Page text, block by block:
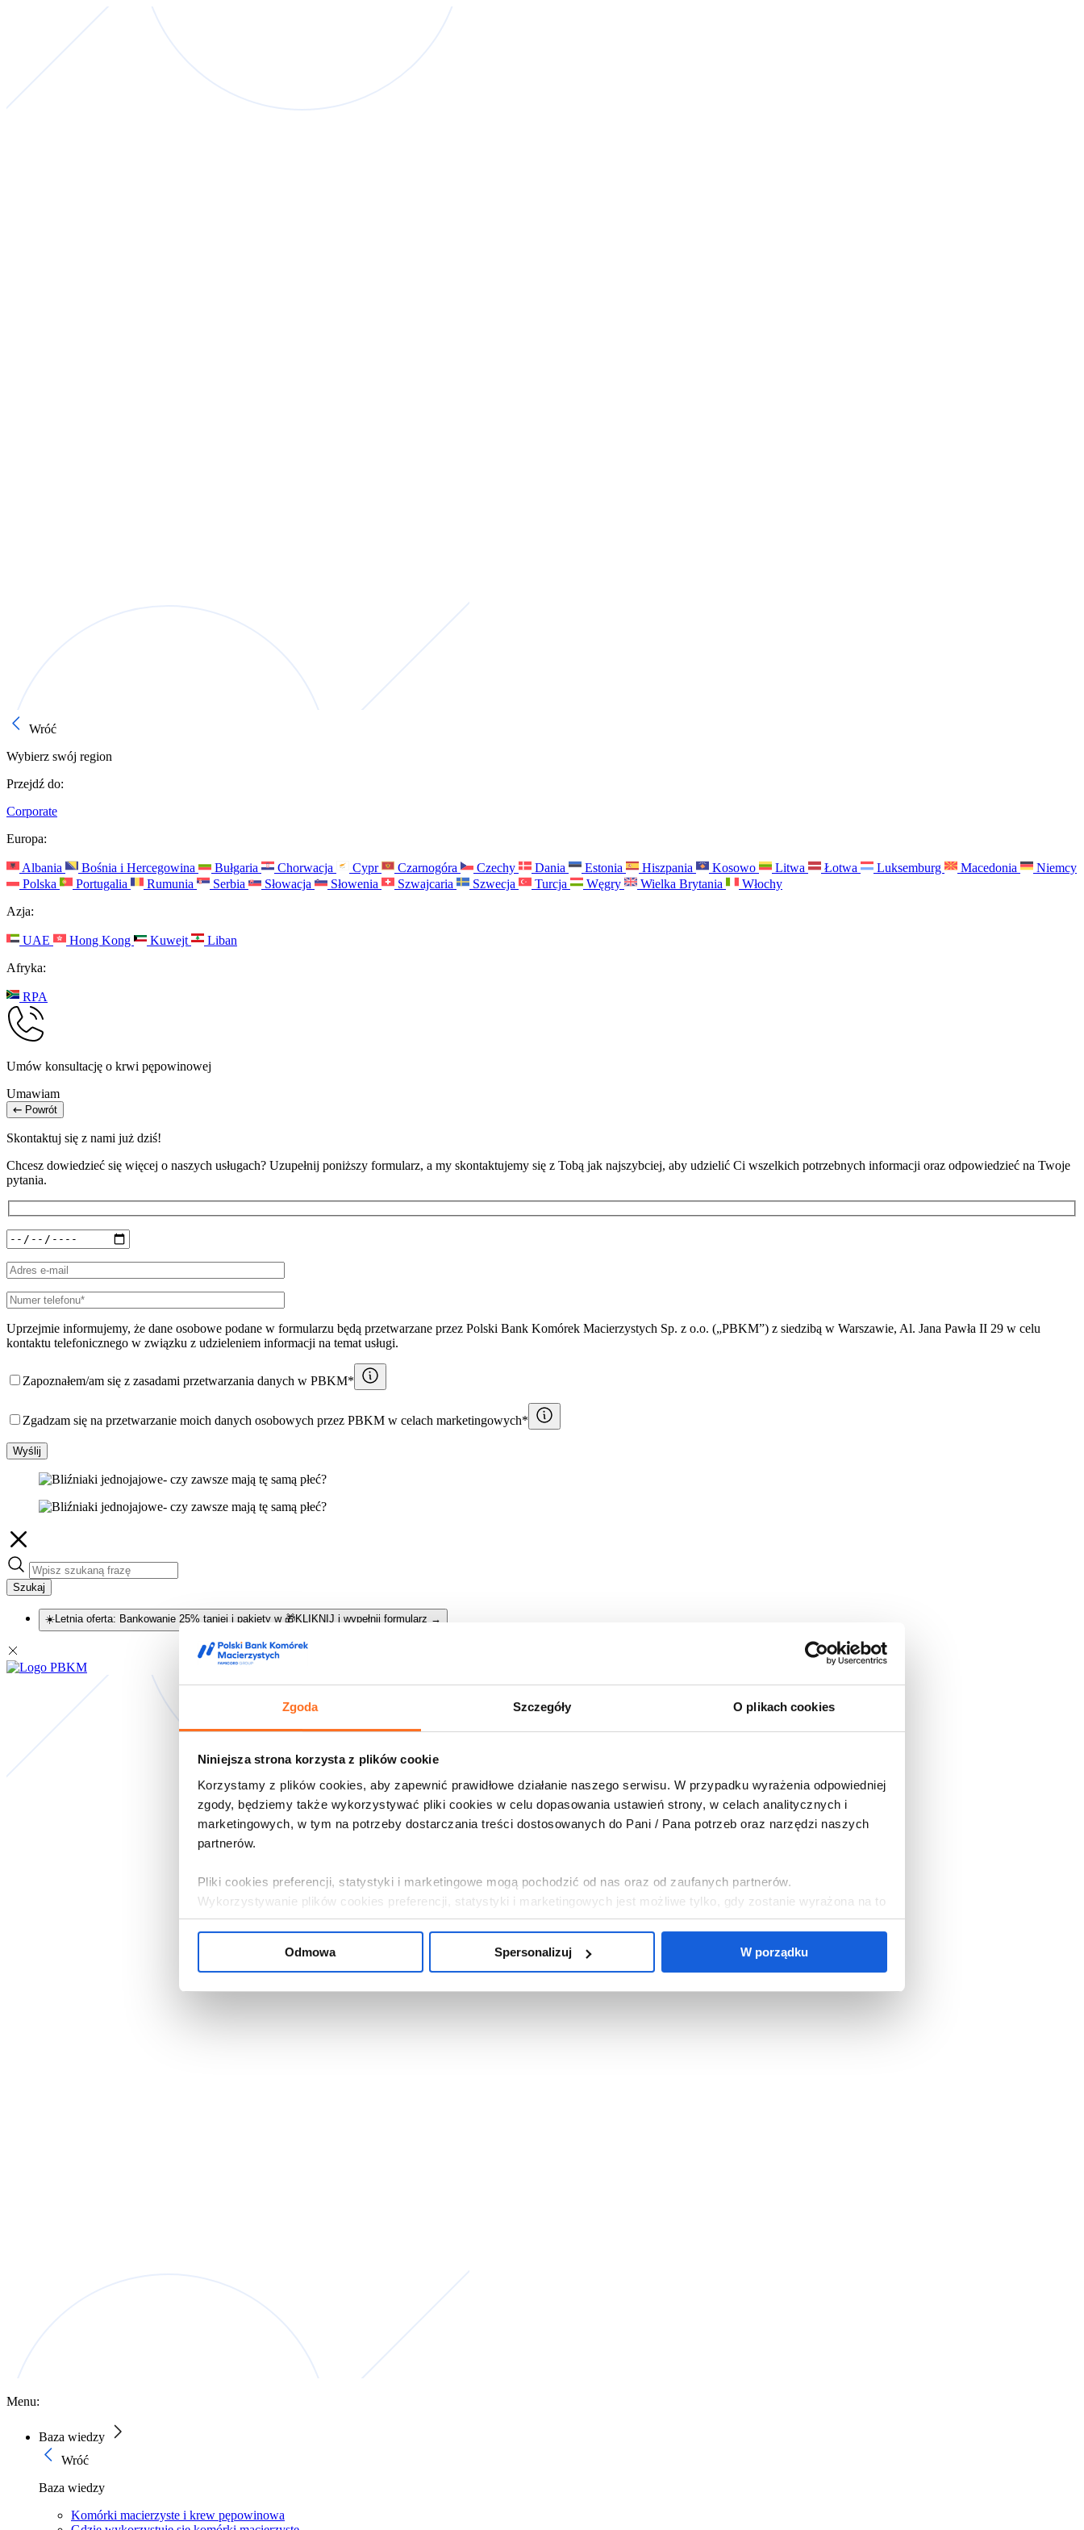
Zgoda Szczegóły O plikach cookies
Niniejsza strona korzysta z plików cookie
Korzystamy z plików cookies, aby zapewnić prawidłowe działanie naszego serwisu. W przypadku wyrażenia odpowiedniej
zgody, będziemy także wykorzystywać pliki cookies w celu dopasowania ustawień strony, w celach analitycznych i
marketingowych, w tym na potrzeby dostarczania treści dostosowanych do Pani / Pana potrzeb oraz narzędzi naszych
partnerów.
Pliki cookies preferencji, statystyki i marketingowe mogą pochodzić od nas oraz od zaufanych partnerów.
Wykorzystywanie plików cookies preferencji, statystyki i marketingowych jest możliwe tylko, gdy zostanie wyrażona na to
zgoda.
Jeżeli zgadza się Pani / Pan, abyśmy instalowali na Pani / Pana urządzeniu wszystkie pliki cookies, należy wybrać
Odmowa Spersonalizuj W porządku
Wróć
Wybierz swój region
Przejdź do:
Corporate
Europa:
Albania Bośnia i Hercegowina Bułgaria Chorwacja Cypr Czarnogóra Czechy Dania Estonia Hiszpania Kosowo Litwa Łotwa Luksemburg Macedonia
Niemcy
Polska
Portugalia Rumunia Serbia Słowacja Słowenia Szwajcaria Szwecja Turcja Węgry Wielka Brytania
Włochy
Azja:
UAE Hong Kong Kuwejt
Liban
Afryka:
RPA
Umów konsultację o krwi pępowinowej
Umawiam
Powrót
Skontaktuj się z nami już dziś!
Chcesz dowiedzieć się więcej o naszych usługach? Uzupełnij poniższy formularz, a my skontaktujemy się z Tobą jak najszybciej, aby udzielić Ci wszelkich potrzebnych informacji oraz odpowiedzieć na Twoje
pytania.
Uprzejmie informujemy, że dane osobowe podane w formularzu będą przetwarzane przez Polski Bank Komórek Macierzystych Sp. z o.o. („PBKM”) z siedzibą w Warszawie, Al. Jana Pawła II 29 w celu
kontaktu telefonicznego w związku z udzieleniem informacji na temat usługi.
Zapoznałem/am się z zasadami przetwarzania danych w PBKM*
Zgadzam się na przetwarzanie moich danych osobowych przez PBKM w celach marketingowych*
Wyślij
Szukaj
☀️Letnia oferta: Bankowanie 25% taniej i pakiety w 🎁KLIKNIJ i wypełnij formularz →
Menu:
Baza wiedzy
Wróć
Baza wiedzy
Komórki macierzyste i krew pępowinowa